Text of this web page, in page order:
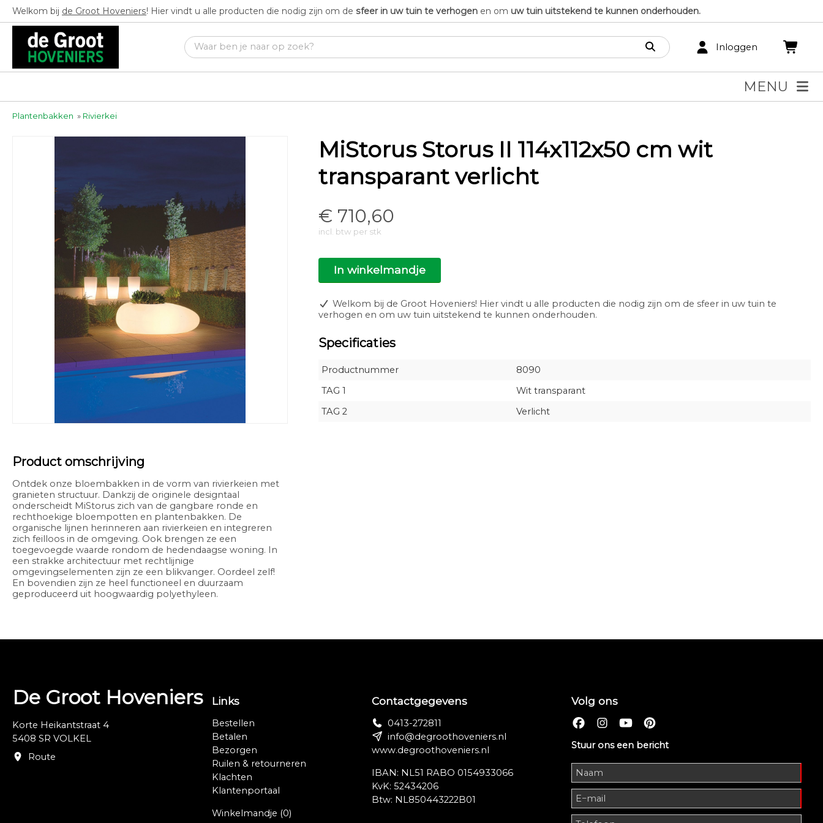
Welkom bij de Groot Hoveniers! Hier vindt u alle producten die nodig zijn om de sfeer in uw tuin te verhogen en om uw tuin uitstekend te kunnen onderhouden.
Inloggen
MENU
Plantenbakken » Rivierkei
Product omschrijving
Ontdek onze bloembakken in de vorm van rivierkeien met
granieten structuur. Dankzij de originele designtaal
onderscheidt MiStorus zich van de gangbare ronde en
rechthoekige bloempotten en plantenbakken. De
organische lijnen herinneren aan rivierkeien en integreren
zich feilloos in de omgeving. Ook brengen ze een
toegevoegde waarde rondom de hedendaagse woning. In
een strakke architectuur met rechtlijnige
omgevingselementen zijn ze een blikvanger. Oordeel zelf!
En bovendien zijn ze heel functioneel en duurzaam
geproduceerd uit hoogwaardig polyethyleen.
MiStorus Storus II 114x112x50 cm wit
transparant verlicht
€ 710,60
incl. btw per stk
In winkelmandje
Welkom bij de Groot Hoveniers! Hier vindt u alle producten die nodig zijn om de sfeer in uw tuin te
verhogen en om uw tuin uitstekend te kunnen onderhouden.
Specificaties
Productnummer
8090
TAG 1
Wit transparant
TAG 2
Verlicht
De Groot Hoveniers
Korte Heikantstraat 4
5408 SR VOLKEL
Route
Links
Bestellen
Betalen
Bezorgen
Ruilen & retourneren
Klachten
Klantenportaal
Winkelmandje (0)
Contactgegevens
0413-272811
info@degroothoveniers.nl
www.degroothoveniers.nl
IBAN: NL51 RABO 0154933066
KvK: 52434206
Btw: NL850443222B01
Volg ons
Stuur ons een bericht